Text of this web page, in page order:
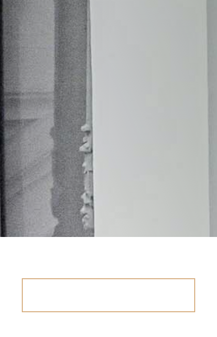
He leido lapolítica de privacidad
la gestión de mis datos por parte de esta web.